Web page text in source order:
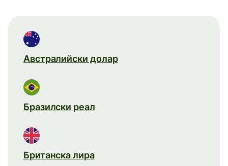
Австралийски долар
Бразилски реал
Британска лира